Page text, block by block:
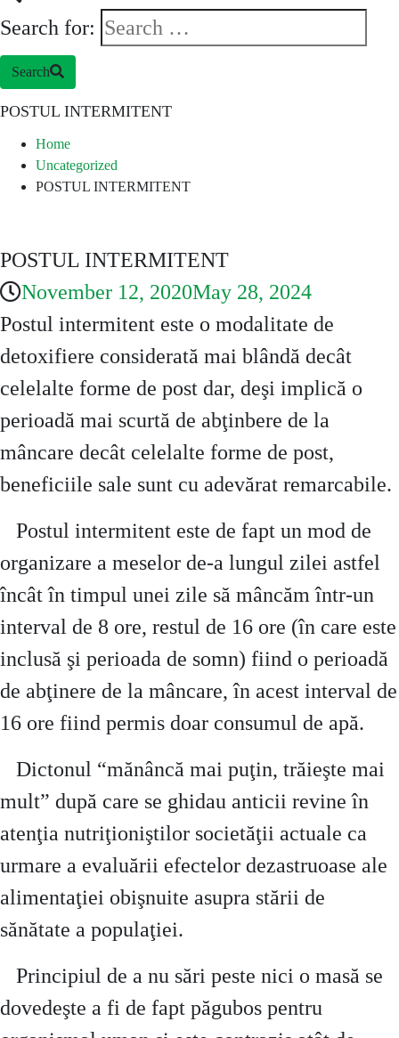
Search for:
Search
POSTUL INTERMITENT
Home
Uncategorized
POSTUL INTERMITENT
POSTUL INTERMITENT
November 12, 2020May 28, 2024
Postul intermitent este o modalitate de
detoxifiere considerată mai blândă decât
celelalte forme de post dar, deşi implică o
perioadă mai scurtă de abţinbere de la
mâncare decât celelalte forme de post,
beneficiile sale sunt cu adevărat remarcabile.
Postul intermitent este de fapt un mod de
organizare a meselor de-a lungul zilei astfel
încât în timpul unei zile să mâncăm într-un
interval de 8 ore, restul de 16 ore (în care este
inclusă şi perioada de somn) fiind o perioadă
de abţinere de la mâncare, în acest interval de
16 ore fiind permis doar consumul de apă.
Dictonul “mănâncă mai puţin, trăieşte mai
mult” după care se ghidau anticii revine în
atenţia nutriţioniştilor societăţii actuale ca
urmare a evaluării efectelor dezastruoase ale
alimentaţiei obişnuite asupra stării de
sănătate a populaţiei.
Principiul de a nu sări peste nici o masă se
dovedeşte a fi de fapt păgubos pentru